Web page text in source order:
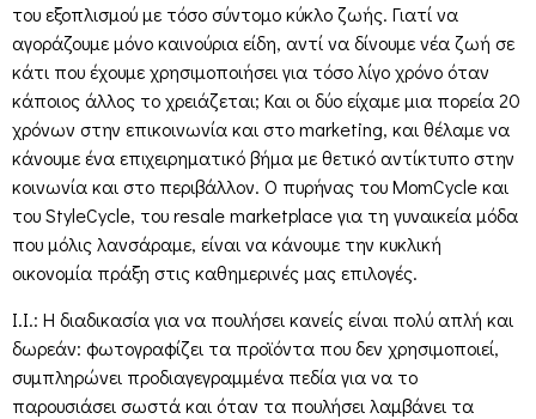
του εξοπλισμού με τόσο σύντομο κύκλο ζωής. Γιατί να
αγοράζουμε μόνο καινούρια είδη, αντί να δίνουμε νέα ζωή σε
κάτι που έχουμε χρησιμοποιήσει για τόσο λίγο χρόνο όταν
κάποιος άλλος το χρειάζεται; Και οι δύο είχαμε μια πορεία 20
χρόνων στην επικοινωνία και στο marketing, και θέλαμε να
κάνουμε ένα επιχειρηματικό βήμα με θετικό αντίκτυπο στην
κοινωνία και στο περιβάλλον. Ο πυρήνας του MomCycle και
του StyleCycle, του resale marketplace για τη γυναικεία μόδα
που μόλις λανσάραμε, είναι να κάνουµε την κυκλική
οικονοµία πράξη στις καθηµερινές µας επιλογές.
Ι.Ι.: Η διαδικασία για να πουλήσει κανείς είναι πολύ απλή και
δωρεάν: φωτογραφίζει τα προϊόντα που δεν χρησιμοποιεί,
συμπληρώνει προδιαγεγραμμένα πεδία για να το
παρουσιάσει σωστά και όταν τα πουλήσει λαμβάνει τα